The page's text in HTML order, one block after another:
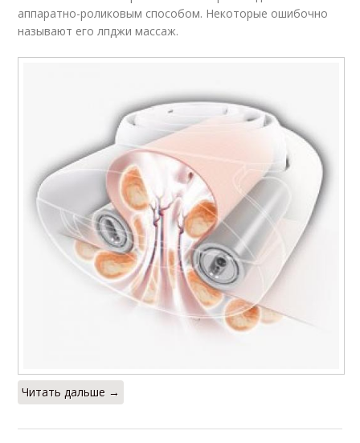
аппаратно-роликовым способом. Некоторые ошибочно
называют его лпджи массаж.
Читать дальше →